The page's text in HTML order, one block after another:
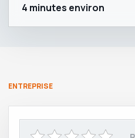
4 minutes environ
ENTREPRISE